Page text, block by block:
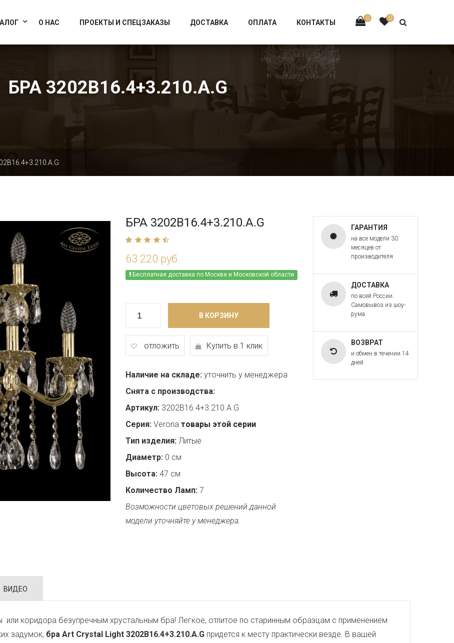
0 0
О НАС ПРОЕКТЫ И СПЕЦЗАКАЗЫ ДОСТАВКА ОПЛАТА КОНТАКТЫ
БРА 3202B16.4+3.210.A.G
БРА 3202B16.4+3.210.A.G
63 220 руб.
Бесплатная доставка по Москве и Московской области
В КОРЗИНУ
отложить Купить в 1 клик
Наличие на складе: уточнить у менеджера
Снята с производства:
Артикул: 3202B16.4+3.210.A.G
Серия: Verona товары этой серии
Тип изделия: Литые
Диаметр: 0 см
Высота: 47 см
Количество Ламп: 7
Возможности цветовых решений данной
модели уточняйте у менеджера.
ГАРАНТИЯ
на все модели 30
месяцев от
производителя
ДОСТАВКА
по всей России.
Самовывоз из шоу-
рума
ВОЗВРАТ
и обмен в течении 14
дней
ВИДЕО
коридора безупречным хрустальным бра! Легкое, отлитое по старинным образцам с применением
задумок, бра Art Crystal Light 3202B16.4+3.210.A.G придется к месту практически везде. В вашей